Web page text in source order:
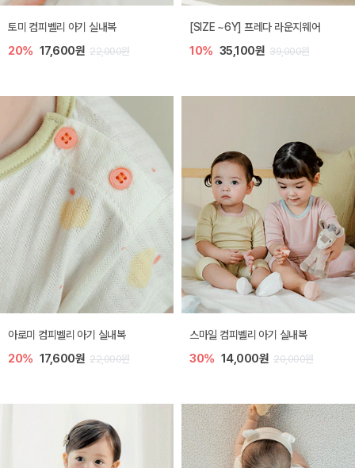
토미 컴피벨리 아기 실내복
20% 17,600원 22,000원
[SIZE ~6Y] 프레다 라운지웨어
10% 35,100원 39,000원
아로미 컴피벨리 아기 실내복
20% 17,600원 22,000원
스마일 컴피벨리 아기 실내복
30% 14,000원 20,000원